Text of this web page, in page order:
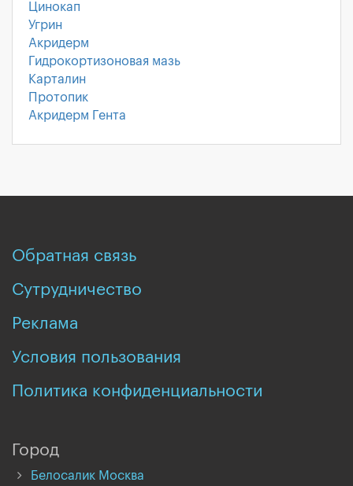
Цинокап
Угрин
Акридерм
Гидрокортизоновая мазь
Карталин
Протопик
Акридерм Гента
Обратная связь
Сутрудничество
Реклама
Условия пользования
Политика конфиденциальности
Город
Белосалик Москва